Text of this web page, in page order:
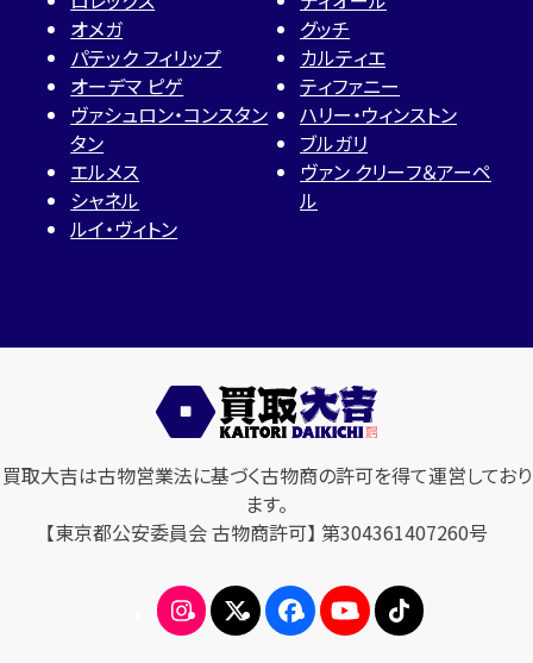
オメガ
パテック フィリップ
オーデマ ピゲ
ヴァシュロン・コンスタン
タン
エルメス
シャネル
ルイ・ヴィトン
グッチ
カルティエ
ティファニー
ハリー・ウィンストン
ブルガリ
ヴァン クリーフ＆アーペ
ル
買取大吉は古物営業法に基づく古物商の許可を得て運営しており
ます。
【東京都公安委員会 古物商許可】 第304361407260号